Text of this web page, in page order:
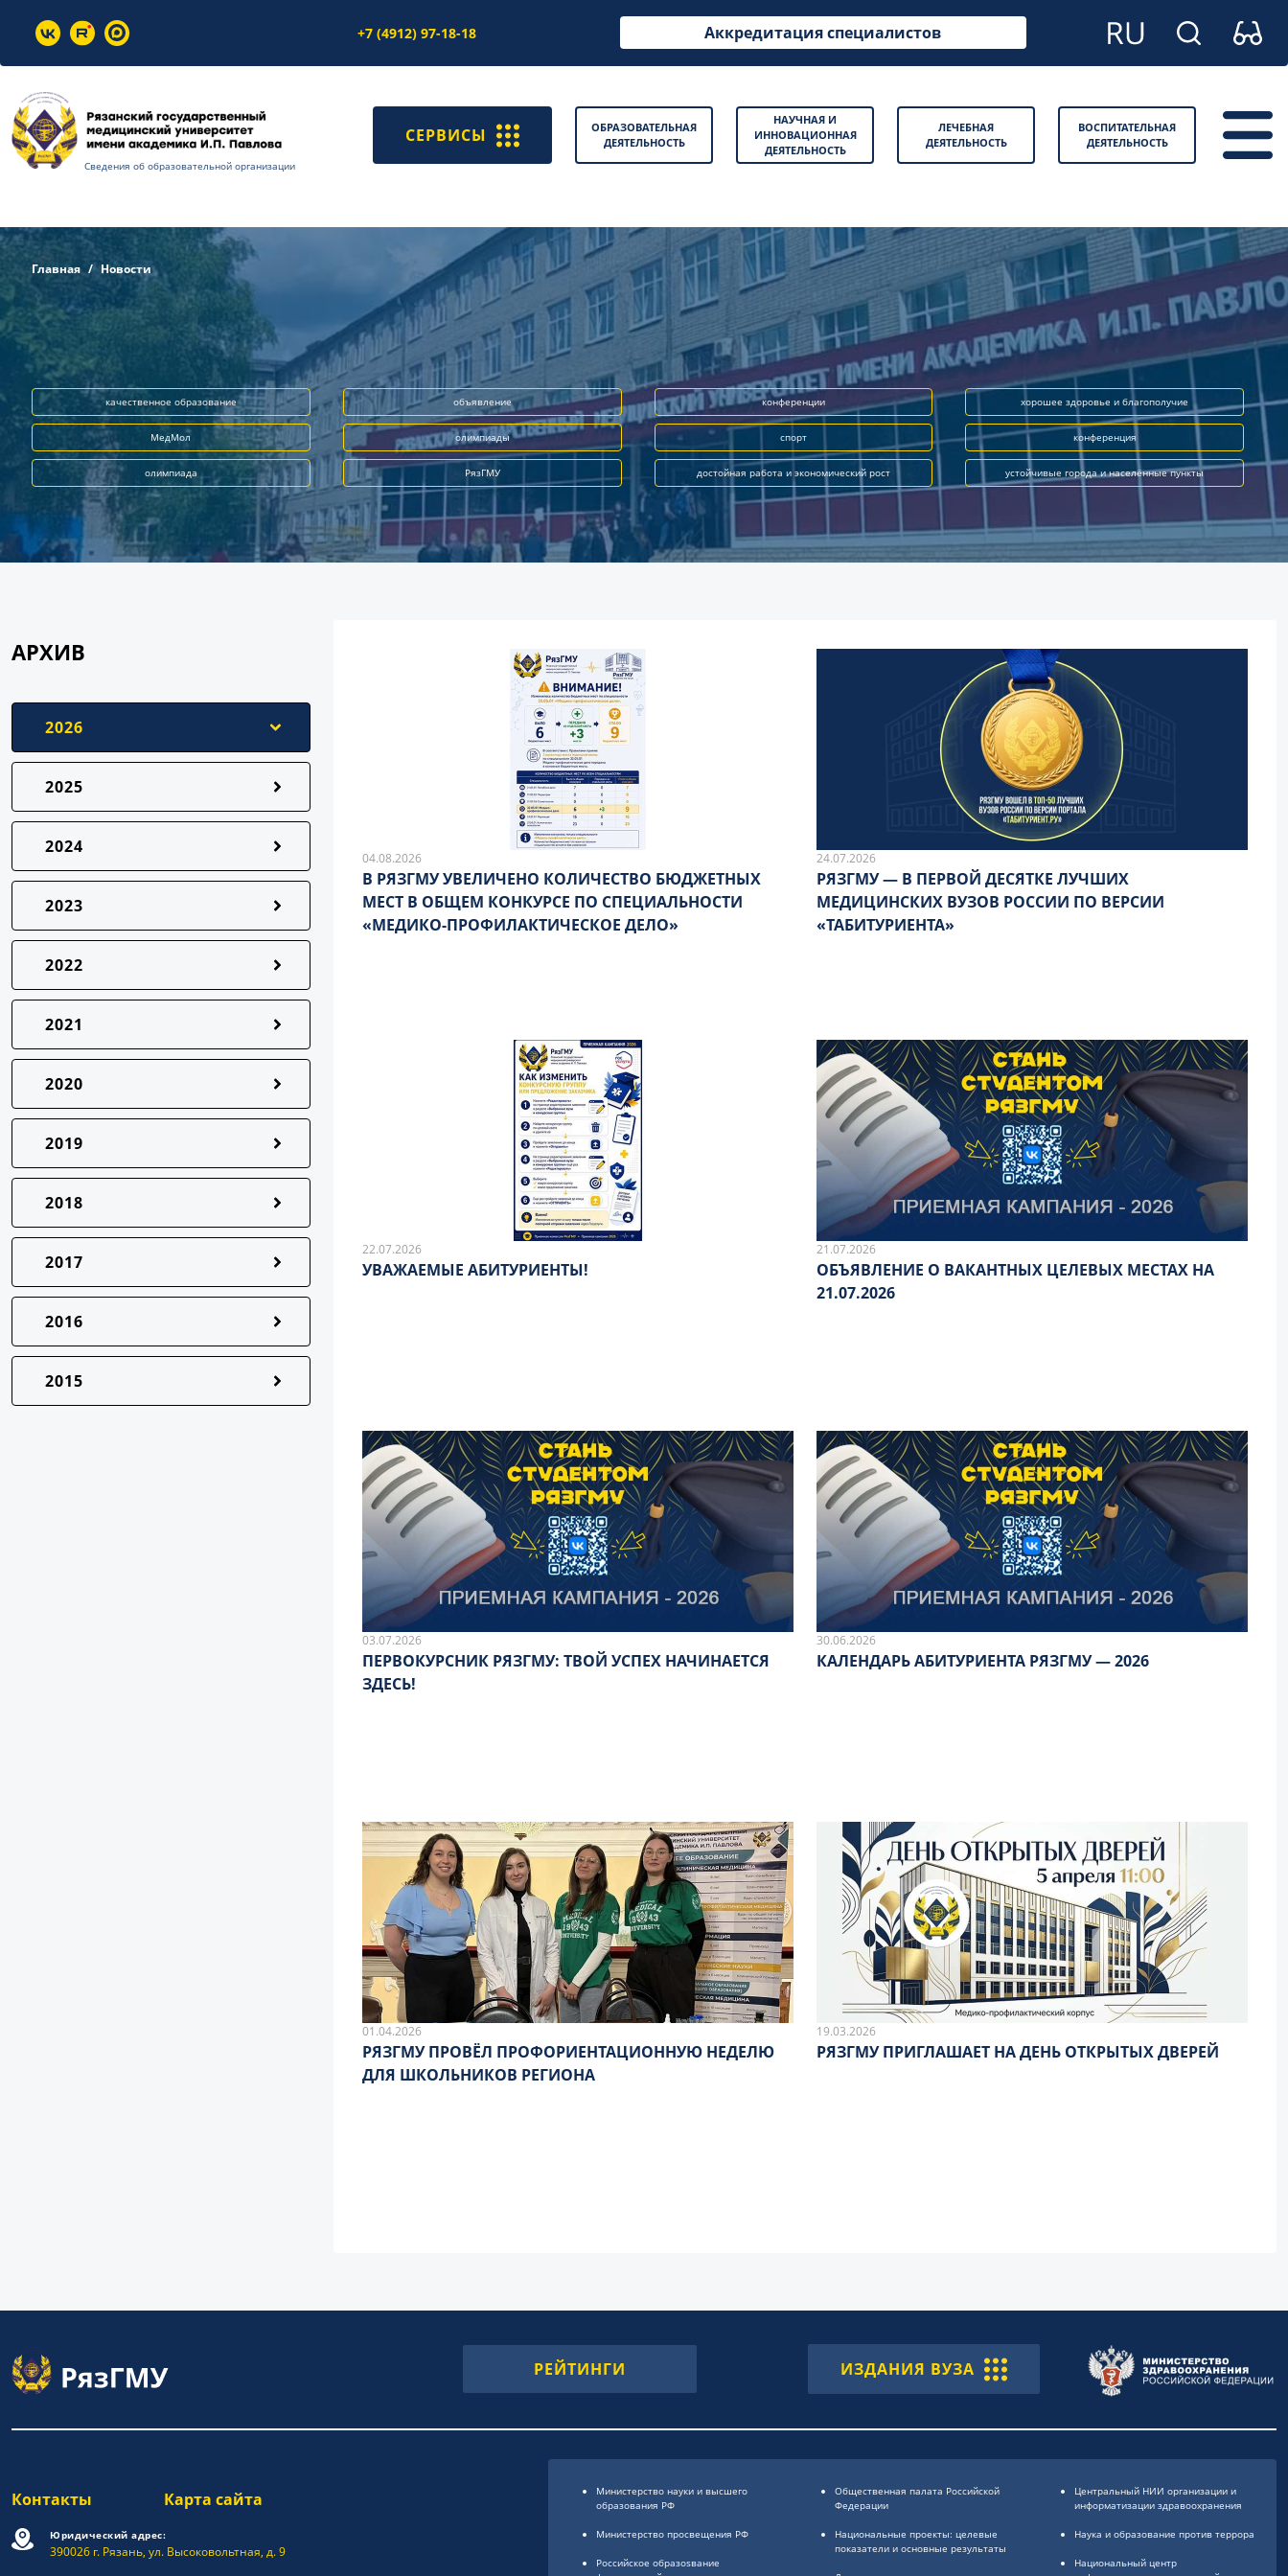
+7 (4912) 97-18-18 Аккредитация специалистов
Сведения об образовательной организации
СЕРВИСЫ
ОБРАЗОВАТЕЛЬНАЯ
ДЕЯТЕЛЬНОСТЬ
НАУЧНАЯ И
ИННОВАЦИОННАЯ
ДЕЯТЕЛЬНОСТЬ
ЛЕЧЕБНАЯ
ДЕЯТЕЛЬНОСТЬ
ВОСПИТАТЕЛЬНАЯ
ДЕЯТЕЛЬНОСТЬ
Главная Новости
качественное образование объявление конференции хорошее здоровье и благополучие
МедМол олимпиады спорт конференция
олимпиада РязГМУ достойная работа и экономический рост устойчивые города и населённые пункты
АРХИВ
2026
2025
2024
2023
2022
2021
2020
2019
2018
2017
2016
2015
04.08.2026
В РЯЗГМУ УВЕЛИЧЕНО КОЛИЧЕСТВО БЮДЖЕТНЫХ
МЕСТ В ОБЩЕМ КОНКУРСЕ ПО СПЕЦИАЛЬНОСТИ
«МЕДИКО-ПРОФИЛАКТИЧЕСКОЕ ДЕЛО»
24.07.2026
РЯЗГМУ — В ПЕРВОЙ ДЕСЯТКЕ ЛУЧШИХ
МЕДИЦИНСКИХ ВУЗОВ РОССИИ ПО ВЕРСИИ
«ТАБИТУРИЕНТА»
22.07.2026
УВАЖАЕМЫЕ АБИТУРИЕНТЫ!
21.07.2026
ОБЪЯВЛЕНИЕ О ВАКАНТНЫХ ЦЕЛЕВЫХ МЕСТАХ НА
21.07.2026
03.07.2026
ПЕРВОКУРСНИК РЯЗГМУ: ТВОЙ УСПЕХ НАЧИНАЕТСЯ
ЗДЕСЬ!
30.06.2026
КАЛЕНДАРЬ АБИТУРИЕНТА РЯЗГМУ — 2026
01.04.2026
РЯЗГМУ ПРОВЁЛ ПРОФОРИЕНТАЦИОННУЮ НЕДЕЛЮ
ДЛЯ ШКОЛЬНИКОВ РЕГИОНА
19.03.2026
РЯЗГМУ ПРИГЛАШАЕТ НА ДЕНЬ ОТКРЫТЫХ ДВЕРЕЙ
РЕЙТИНГИ ИЗДАНИЯ ВУЗА
Контакты Карта сайта
Юридический адрес:
390026 г. Рязань, ул. Высоковольтная, д. 9
Министерство науки и высшего
образования РФ
Министерство просвещения РФ
Российское образоsвание
Общественная палата Российской
Федерации
Национальные проекты: целевые
показатели и основные результаты
Центральный НИИ организации и
информатизации здравоохранения
Наука и образование против террора
Национальный центр